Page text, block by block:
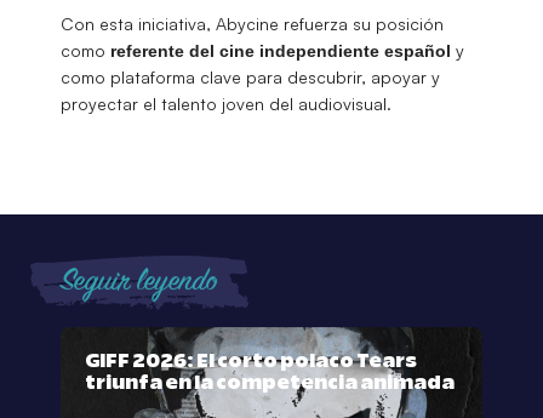
Con esta iniciativa, Abycine refuerza su posición
como referente del cine independiente español y
como plataforma clave para descubrir, apoyar y
proyectar el talento joven del audiovisual.
Seguir leyendo
GIFF 2026: El corto polaco Tears
triunfa en la competencia animada